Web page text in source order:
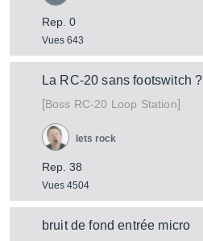
Rep. 0
Vues 643
La RC-20 sans footswitch ?
[Boss RC-20 Loop Station]
Rep. 38
Vues 4504
lets rock
bruit de fond entrée micro